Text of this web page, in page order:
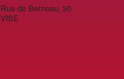
Rue de Berneau, 30
VISE